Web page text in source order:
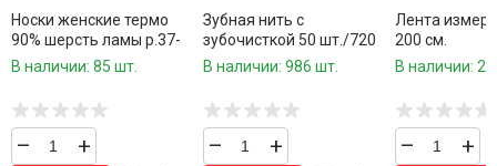
Носки женские термо
90% шерсть ламы р.37-
41 / 10 пар в упаковке/1
В наличии: 85 шт.
– +
Зубная нить с
зубочисткой 50 шт./720
шт.коробка/
В наличии: 986 шт.
– +
Лента
200 см.
В наличии:
– +